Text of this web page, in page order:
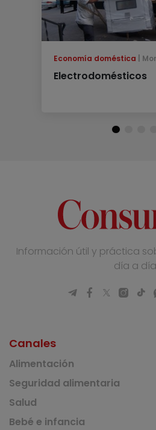
Economía doméstica
Electrodomésticos
Información útil y práctica
día a día
Canales
Alimentación
Seguridad alimentaria
Salud
Bebé e infancia